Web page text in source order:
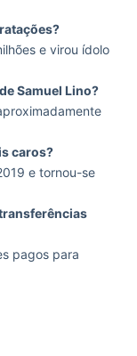
e virou ídolo
Samuel Lino?
caros?
e tornou-se
pagos para